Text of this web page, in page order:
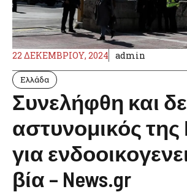
22 ΔΕΚΕΜΒΡΊΟΥ, 2024 admin
Ελλάδα
Συνελήφθη και
αστυνομικός
για
βία – News.gr